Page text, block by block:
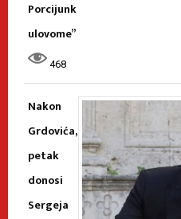
Porcijunk
ulovome”
468
Nakon
Grdovića,
petak
donosi
Sergeja